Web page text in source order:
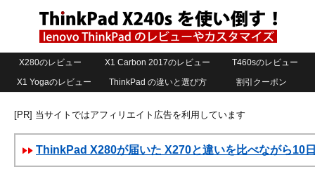
X280のレビュー X1 Carbon 2017のレビュー
T460sのレビュー
X1 Yogaのレビュー
ThinkPad の違いと選び方 割引クーポン
[PR] 当サイトではアフィリエイト広告を利用しています
ThinkPad X280が届いた X270と違いを比べながら10